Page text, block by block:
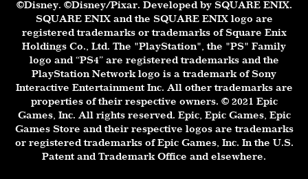
©Disney. ©Disney/Pixar. Developed by SQUARE ENIX.
SQUARE ENIX and the SQUARE ENIX logo are
registered trademarks or trademarks of Square Enix
Holdings Co., Ltd. The "PlayStation", the "PS" Family
logo and “PS4” are registered trademarks and the
PlayStation Network logo is a trademark of Sony
Interactive Entertainment Inc. All other trademarks are
properties of their respective owners. © 2021 Epic
Games, Inc. All rights reserved. Epic, Epic Games, Epic
Games Store and their respective logos are trademarks
or registered trademarks of Epic Games, Inc. In the U.S.
Patent and Trademark Office and elsewhere.